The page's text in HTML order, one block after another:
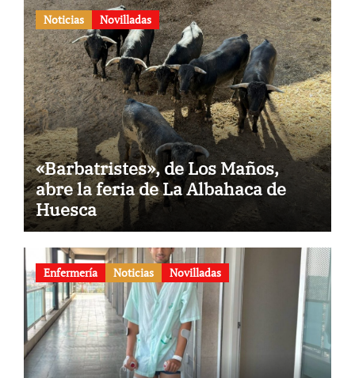
Noticias Novilladas
«Barbatristes», de Los Maños,
abre la feria de La Albahaca de
Huesca
Enfermería Noticias Novilladas